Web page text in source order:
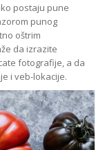
postaju pune
punog
oštrim
da izrazite
fotografije, a da
i veb-lokacije.